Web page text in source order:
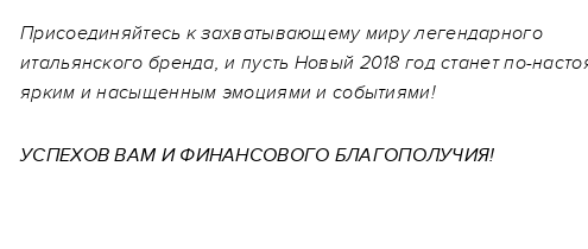
Присоединяйтесь к захватывающему миру легендарного
итальянского бренда, и пусть Новый 2018 год станет по-
ярким и насыщенным эмоциями и событиями!
УСПЕХОВ ВАМ И ФИНАНСОВОГО БЛАГОПОЛУЧИЯ!